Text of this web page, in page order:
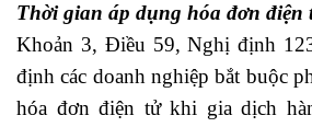
Thời gian áp dụng hóa đơn điện
Khoản 3, Điều 59, Nghị định
định các doanh nghiệp bắt buộc
hóa đơn điện tử khi gia dịch